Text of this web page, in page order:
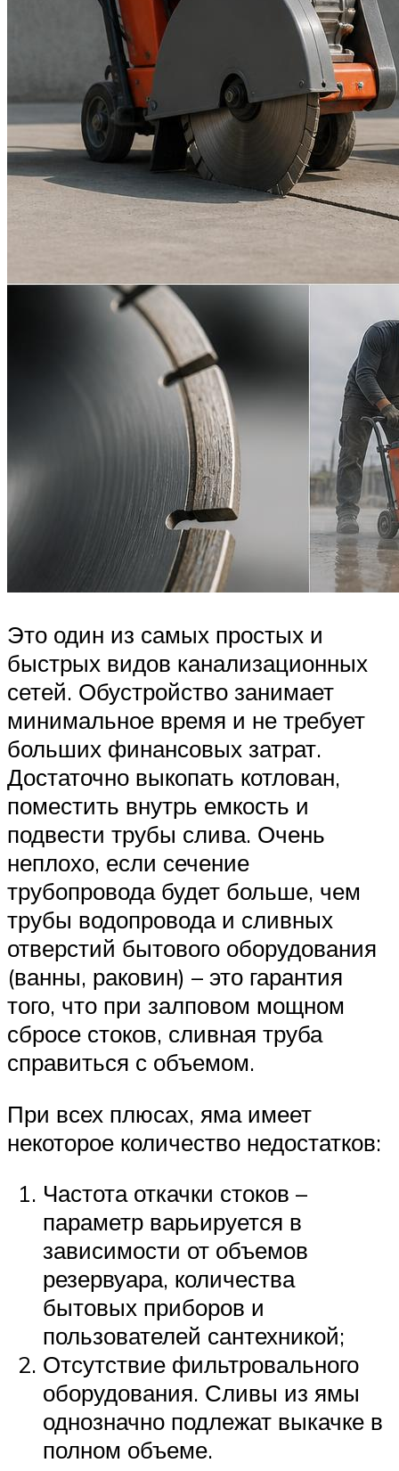
Это один из самых простых и
быстрых видов канализационных
сетей. Обустройство занимает
минимальное время и не требует
больших финансовых затрат.
Достаточно выкопать котлован,
поместить внутрь емкость и
подвести трубы слива. Очень
неплохо, если сечение
трубопровода будет больше, чем
трубы водопровода и сливных
отверстий бытового оборудования
(ванны, раковин) – это гарантия
того, что при залповом мощном
сбросе стоков, сливная труба
справиться с объемом.
При всех плюсах, яма имеет
некоторое количество недостатков:
Частота откачки стоков –
параметр варьируется в
зависимости от объемов
резервуара, количества
бытовых приборов и
пользователей сантехникой;
Отсутствие фильтровального
оборудования. Сливы из ямы
однозначно подлежат выкачке в
полном объеме.